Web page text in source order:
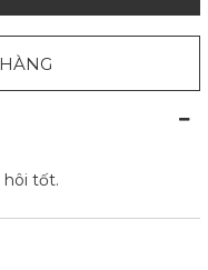
tốt.